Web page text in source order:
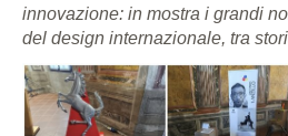
innovazione: in mostra i grandi
del design internazionale, tra